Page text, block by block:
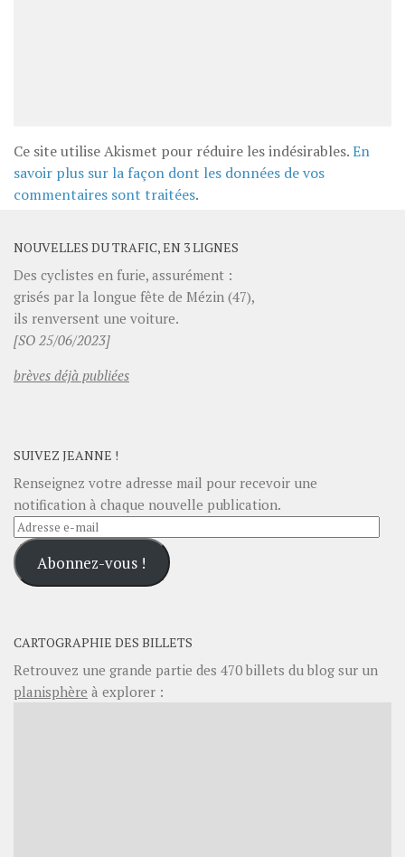
Ce site utilise Akismet pour réduire les indésirables.En
savoir plus sur la façon dont les données de vos
commentaires sont traitées.
NOUVELLES DU TRAFIC, EN 3 LIGNES
Des cyclistes en furie, assurément :
grisés par la longue fête de Mézin (47),
ils renversent une voiture.
[SO 25/06/2023]
brèves déjà publiées
SUIVEZ JEANNE !
Renseignez votre adresse mail pour recevoir une
notification à chaque nouvelle publication.
Adresse
e-
mailAbonnez-vous !
CARTOGRAPHIE DES BILLETS
Retrouvez une grande partie des 470billets du blog sur un
planisphère à explorer :